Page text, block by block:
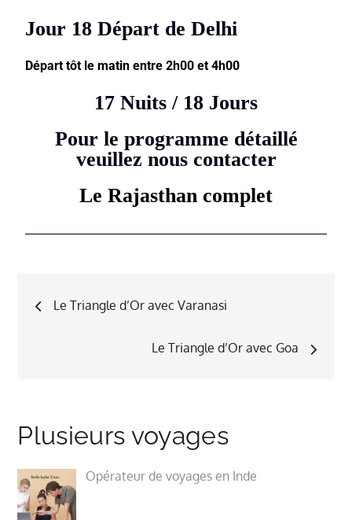
Jour 18 Départ de Delhi
Départ tôt lematin entre 2h00 et 4h00
17 Nuits / 18 Jours
Pour le programme détaillé
veuillez nous contacter
Le Rajasthan complet
Le Triangle d’Or avec Varanasi
Le Triangle d’Or avec Goa
Plusieurs voyages
Opérateur de voyages en Inde